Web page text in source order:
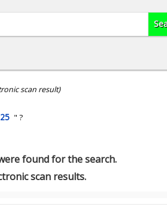
scan result)
" ?
found for the search.
scan results.